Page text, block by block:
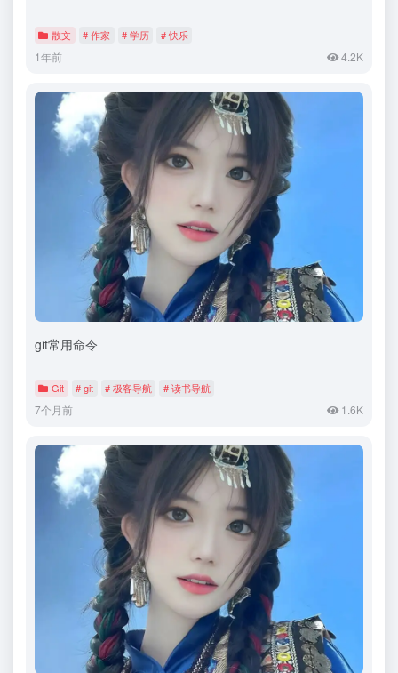
散文 # 作家 # 学历 # 快乐
1年前 4.2K
git常用命令
Git # git # 极客导航 # 读书导航
7个月前 1.6K